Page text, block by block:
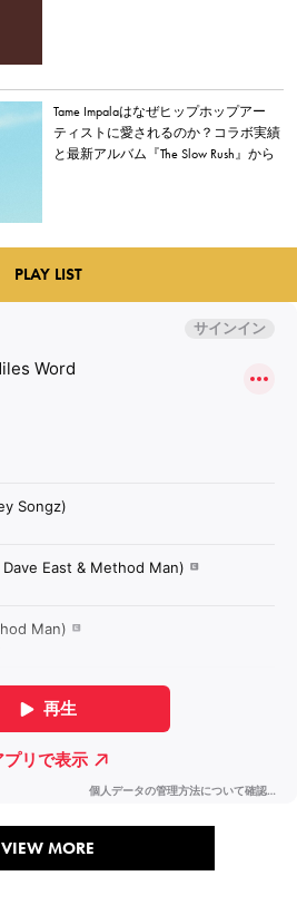
Tame Impalaはなぜヒップホップアー
ティストに愛されるのか？コラボ実績
と最新アルバム『The Slow Rush』から
PLAY LIST
VIEW MORE